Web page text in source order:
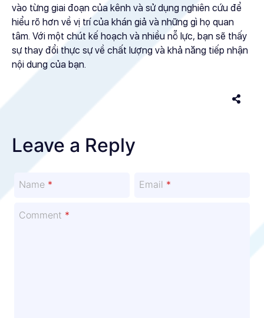
vào từng giai đoạn của kênh và sử dụng nghiên cứu để
hiểu rõ hơn về vị trí của khán giả và những gì họ quan
tâm. Với một chút kế hoạch và nhiều nỗ lực, bạn sẽ thấy
sự thay đổi thực sự về chất lượng và khả năng tiếp nhận
nội dung của bạn.
Leave a Reply
Comment *
Name * Email *